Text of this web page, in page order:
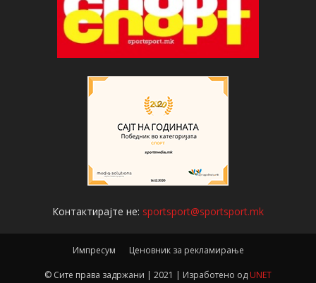
Контактирајте не: sportsport@sportsport.mk
Импресум Ценовник за рекламирање
© Сите права задржани | 2021 | Изработено од UNET